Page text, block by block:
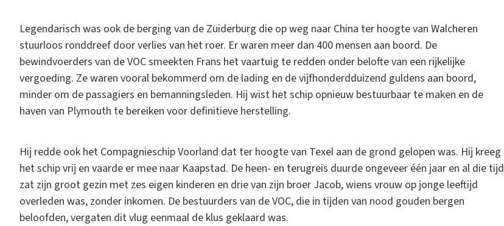
Legendarisch was ook de berging van de Zuiderburg die op weg naar China ter hoogte van Walcheren
stuurloos ronddreef door verlies van het roer. Er waren meer dan 400 mensen aan boord. De
bewindvoerders van de VOC smeekten Frans het vaartuig te redden onder belofte van een rijkelijke
vergoeding. Ze waren vooral bekommerd om de lading en de vijfhonderdduizend guldens aan boord,
minder om de passagiers en bemanningsleden. Hij wist het schip opnieuw bestuurbaar te maken en de
haven van Plymouth te bereiken voor definitieve herstelling.
Hij redde ook het Compagnieschip Voorland dat ter hoogte van Texel aan de grond gelopen was. Hij kreeg
het schip vrij en vaarde er mee naar Kaapstad. De heen- en terugreis duurde ongeveer één jaar en al die tijd
zat zijn groot gezin met zes eigen kinderen en drie van zijn broer Jacob, wiens vrouw op jonge leeftijd
overleden was, zonder inkomen. De bestuurders van de VOC, die in tijden van nood gouden bergen
beloofden, vergaten dit vlug eenmaal de klus geklaard was.